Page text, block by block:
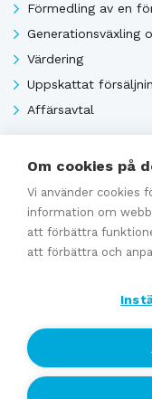
Förmedling av en
Generationsväxling
Värdering
Uppskattat
Affärsavtal
Om cookies på
Vi använder cookies
information om
att förbättra
att förbättra och